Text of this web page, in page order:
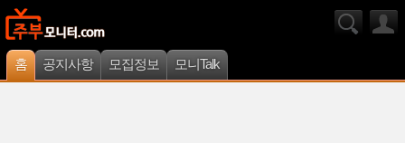
홈 공지사항 모집정보 모니Talk